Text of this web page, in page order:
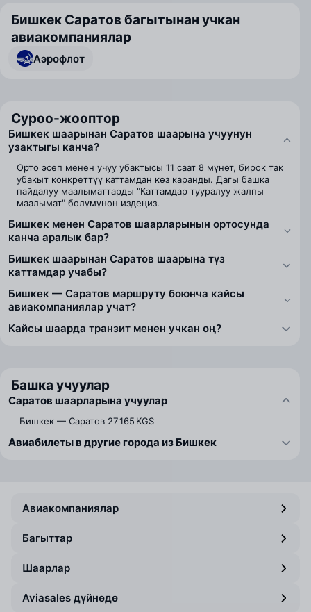
Бишкек Саратов багытынан учкан
авиакомпаниялар
Аэрофлот
Суроо-жооптор
Бишкек шаарынан Саратов шаарына учуунун
узактыгы канча?
Орто эсеп менен учуу убактысы 11 саат 8 мүнөт, бирок так
убакыт конкреттүү каттамдан көз каранды. Дагы башка
пайдалуу маалыматтарды "Каттамдар тууралуу жалпы
маалымат" бөлүмүнөн издеңиз.
Бишкек менен Саратов шаарларынын ортосунда
канча аралык бар?
Бишкек шаарынан Саратов шаарына түз
каттамдар учабы?
Бишкек — Саратов маршруту боюнча кайсы
авиакомпаниялар учат?
Кайсы шаарда транзит менен учкан оң?
Башка учуулар
Саратов шаарларына учуулар
Бишкек — Саратов 27 165 KGS
Авиабилеты в другие города из Бишкек
Авиакомпаниялар
Багыттар
Шаарлар
Aviasales дүйнөдө